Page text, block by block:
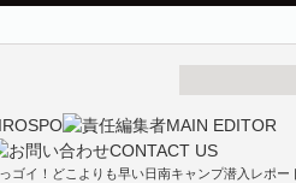
ゴイ！どこよりも早い日南キャンプ潜入レポー